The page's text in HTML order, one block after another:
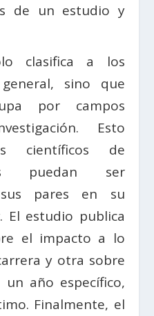
de un estudio y
clasifica a los
sino que
por campos
Esto
científicos de
puedan ser
pares en su
El estudio publica
el impacto a lo
y otra sobre
año específico,
Finalmente, el